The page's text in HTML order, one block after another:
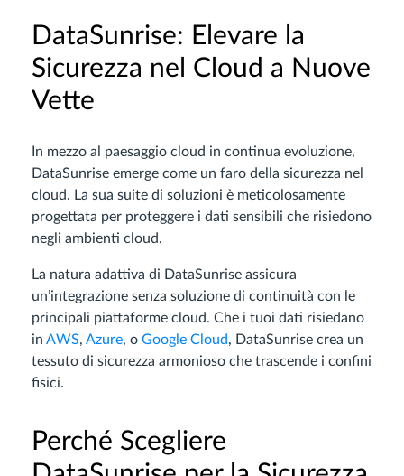
DataSunrise: Elevare la
Sicurezza nel Cloud a Nuove
Vette
In mezzo al paesaggio cloud in continua evoluzione,
DataSunrise emerge come un faro della sicurezza nel
cloud. La sua suite di soluzioni è meticolosamente
progettata per proteggere i dati sensibili che risiedono
negli ambienti cloud.
La natura adattiva di DataSunrise assicura
un’integrazione senza soluzione di continuità con le
principali piattaforme cloud. Che i tuoi dati risiedano
in AWS, Azure, o Google Cloud, DataSunrise crea un
tessuto di sicurezza armonioso che trascende i confini
fisici.
Perché Scegliere